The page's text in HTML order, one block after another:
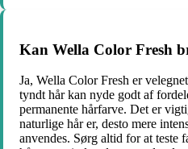
Kan Wella Color Fresh
Ja, Wella Color Fresh er
tyndt hår kan nyde godt af
permanente hårfarve. Det er
naturlige hår er, desto mere
anvendes. Sørg altid for at teste